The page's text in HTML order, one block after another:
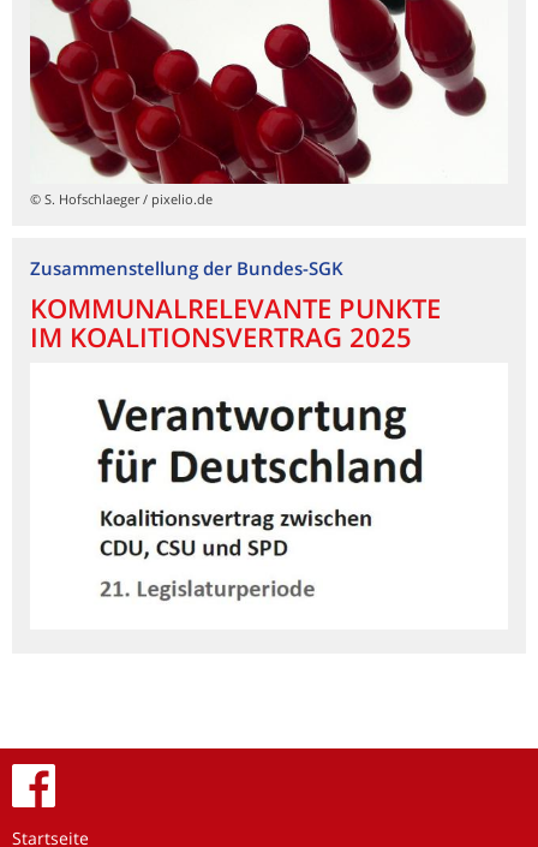
© S. Hofschlaeger / pixelio.de
Zusammenstellung der Bundes-SGK
KOMMUNALRELEVANTE PUNKTE
IM KOALITIONSVERTRAG 2025
Startseite